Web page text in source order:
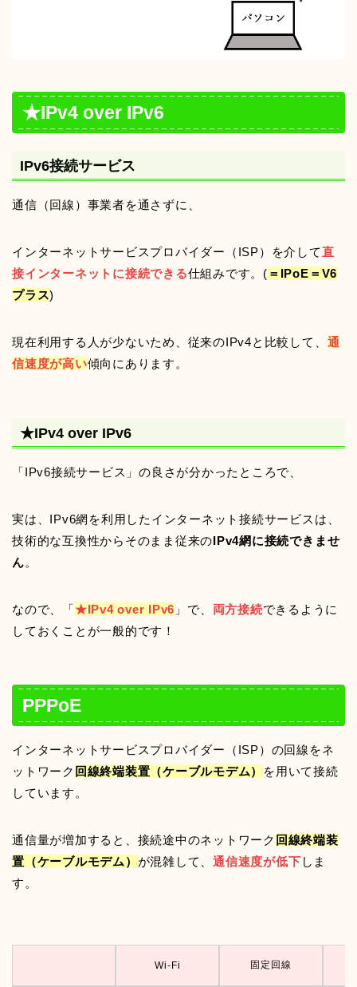
★IPv4 over IPv6
IPv6接続サービス
通信（回線）事業者を通さずに、
インターネットサービスプロバイダー（ISP）を介して直
接インターネットに接続できる仕組みです。( ＝IPoE＝V6
プラス)
現在利用する人が少ないため、従来のIPv4と比較して、 通
信速度が高い傾向にあります。
★IPv4 over IPv6
「IPv6接続サービス」の良さが分かったところで、
実は、IPv6網を利用したインターネット接続サービスは、
技術的な互換性からそのまま従来のIPv4網に接続できませ
ん。
なので、「★IPv4 over IPv6 」で、 両方接続できるように
しておくことが一般的です！
PPPoE
インターネットサービスプロバイダー（ISP）の回線をネ
ットワーク 回線終端装置（ケーブルモデム）
を用いて接続
しています。
通信量が増加すると、接続途中のネットワーク 回線終端装
置（ケーブルモデム） が混雑して、通信速度が低下 しま
す。
Wi-Fi 固定回線